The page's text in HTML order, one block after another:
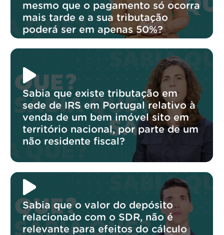
mesmo que o pagamento só ocorra
mais tarde e a sua tributação
poderá ser em apenas 50%?
Sabia que existe tributação em
sede de IRS em Portugal relativo à
venda de um bem imóvel sito em
território nacional, por parte de um
não residente fiscal?
Sabia que o valor do depósito
relacionado com o SDR, não é
relevante para efeitos do cálculo